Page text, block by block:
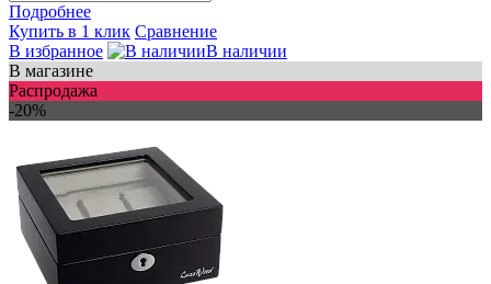
Подробнее
Купить в 1 клик Сравнение
В избранное
В наличии
В магазине
Распродажа
-20%